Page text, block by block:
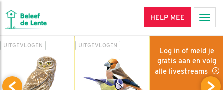
HELP MEE
UITGEVLOGEN UITGEVLOGEN
Log in of meld je
gratis aan en volg
alle livestreams